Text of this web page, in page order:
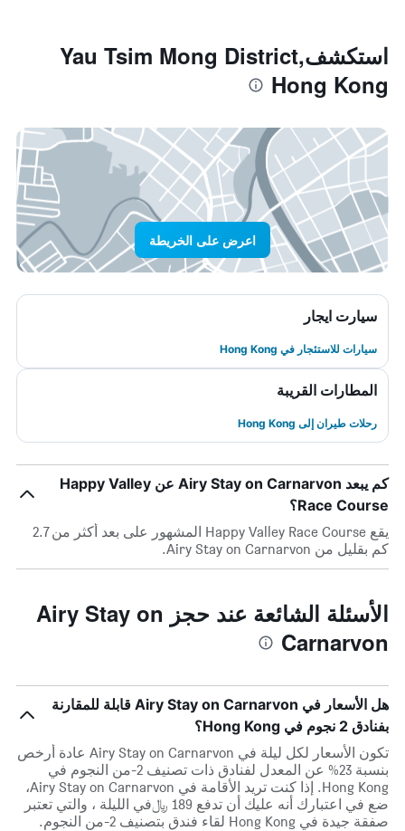
استكشفYau Tsim Mong District,
Hong Kong
اعرض على الخريطة
سيارت ايجار
سيارات للاستئجار في Hong Kong
المطارات القريبة
رحلات طيران إلى Hong Kong
كم يبعد Airy Stay on Carnarvon عن Happy Valley
Race Course؟
يقع Happy Valley Race Course المشهور على بعد أكثر من 2.7
كم بقليل من Airy Stay on Carnarvon.
الأسئلة الشائعة عند حجز Airy Stay on
Carnarvon
هل الأسعار في Airy Stay on Carnarvon قابلة للمقارنة
بفنادق 2 نجوم في Hong Kong؟
تكون الأسعار لكل ليلة في Airy Stay on Carnarvon عادة أرخص
بنسبة 23% عن المعدل لفنادق ذات تصنيف 2-من النجوم في
Hong Kong. إذا كنت تريد الأقامة في Airy Stay on Carnarvon،
ضع في اعتبارك أنه عليك أن تدفع 189 ﷼في الليلة ، والتي تعتبر
صفقة جيدة في Hong Kong لقاء فندق بتصنيف 2-من النجوم.